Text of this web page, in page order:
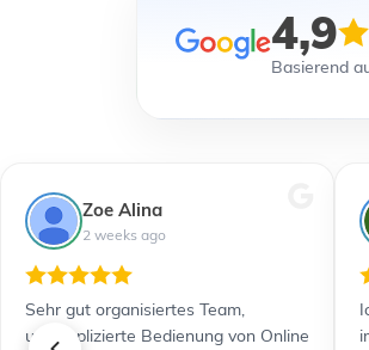
4,9
Basierend
Zoe Alina
2 weeks ago
Sehr gut organisiertes Team,
unkomplizierte Bedienung von Online